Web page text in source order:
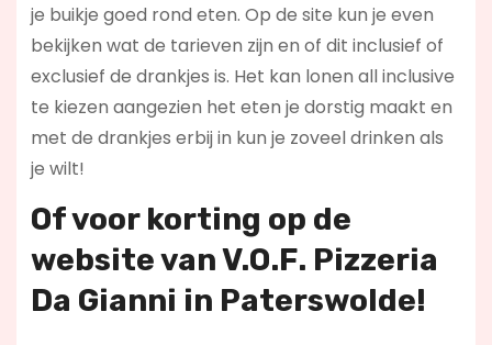
je buikje goed rond eten. Op de site kun je even
bekijken wat de tarieven zijn en of dit inclusief of
exclusief de drankjes is. Het kan lonen all inclusive
te kiezen aangezien het eten je dorstig maakt en
met de drankjes erbij in kun je zoveel drinken als
je wilt!
Of voor korting op de
website van V.O.F. Pizzeria
Da Gianni in Paterswolde!